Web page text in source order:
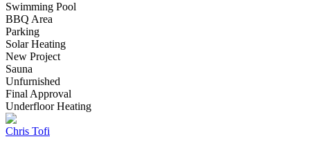
Swimming Pool
BBQ Area
Parking
Solar Heating
New Project
Sauna
Unfurnished
Final Approval
Underfloor Heating
Chris Tofi